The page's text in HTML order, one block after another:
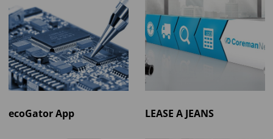
ecoGator App LEASE A JEANS